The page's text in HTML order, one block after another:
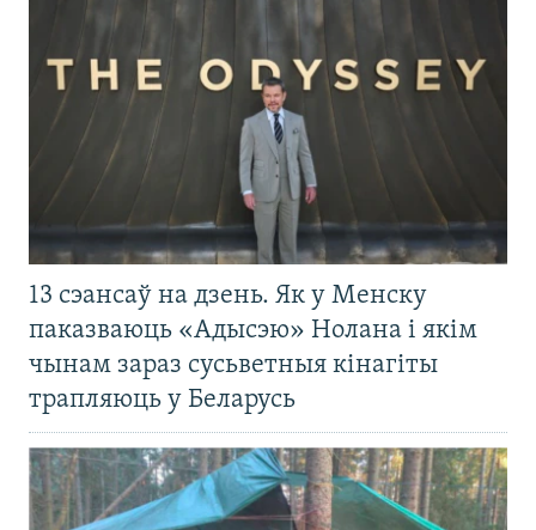
13 сэансаў на дзень. Як у Менску
паказваюць «Адысэю» Нолана і якім
чынам зараз сусьветныя кінагіты
трапляюць у Беларусь